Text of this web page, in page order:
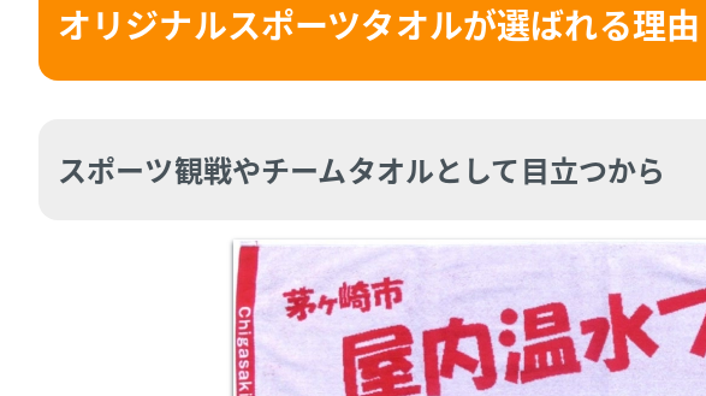
オリジナルスポーツタオルが選ばれる理由
スポーツ観戦やチームタオルとして目立つから